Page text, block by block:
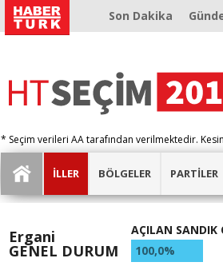
Son Dakika
* Seçim verileri AA tarafından verilmektedir.
İLLER BÖLGELER PARTİLER
Ergani
GENEL DURUM
AÇILAN SANDIK
100,0%